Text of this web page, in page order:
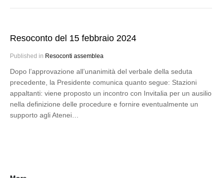
Resoconto del 15 febbraio 2024
Published in Resoconti assemblea
Dopo l’approvazione all’unanimità del verbale della seduta
precedente, la Presidente comunica quanto segue: Stazioni
appaltanti: viene proposto un incontro con Invitalia per un ausilio
nella definizione delle procedure e fornire eventualmente un
supporto agli Atenei…